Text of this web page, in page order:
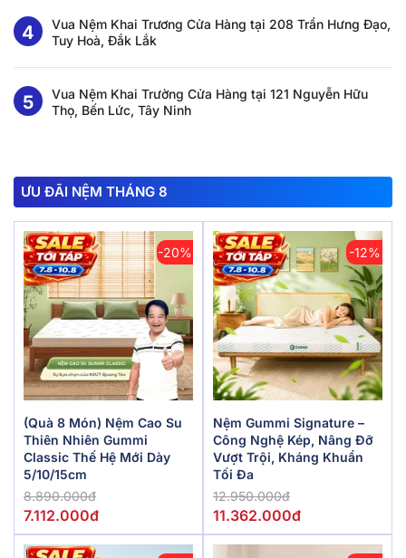
Vua Nệm Khai Trương Cửa Hàng tại 208 Trần Hưng Đạo,
Tuy Hoà, Đắk Lắk
Vua Nệm Khai Trường Cửa Hàng tại 121 Nguyễn Hữu
Thọ, Bến Lức, Tây Ninh
ƯU ĐÃI NỆM THÁNG 8
-20%
(Quà 8 Món) Nệm Cao Su
Thiên Nhiên Gummi
Classic Thế Hệ Mới Dày
5/10/15cm
8.890.000đ
7.112.000đ
-12%
Nệm Gummi Signature –
Công Nghệ Kép, Nâng Đỡ
Vượt Trội, Kháng Khuẩn
Tối Đa
12.950.000đ
11.362.000đ